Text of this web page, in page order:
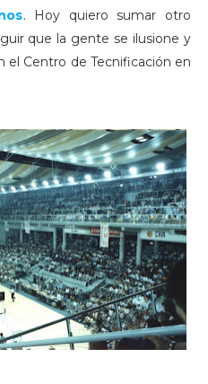
. Hoy quiero sumar otro
que la gente se ilusione y
Centro de Tecnificación en